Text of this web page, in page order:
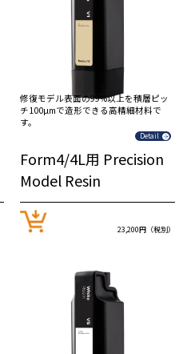
修復モデル表面の99%以上を積層ピッ
チ100µmで造形できる高精細材料で
す。
Detail
Form4/4L用 Precision
Model Resin
23,200円（税別）